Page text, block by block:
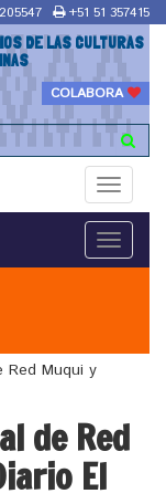
+51 51 357415
DE LAS CULTURAS
COLABORA
Toggle
Toggle
Red Muqui y
de Red
El